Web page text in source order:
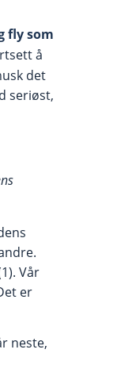
fly som
å
det
seriøst,
Vår
er
neste,